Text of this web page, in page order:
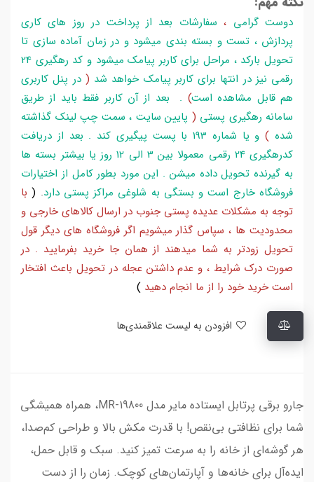
دوست گرامی ،سفارشات بعد از پرداخت در روز های کاری
پردازش ، تست و بسته بندی میشود و در زمان آماده سازی تا
تحویل بارکد ، مراحل برای کاربر پیامک میشود و کد رهگیری 24
رقمی نیز در انتها برای کاربر پیامک خواهد شد ( در پنل کاربری
هم قابل مشاهده است) . بعد از آن کاربر فقط باید از طریق
سامانه رهگیری پستی ( پایین سایت ، سمت چپ لینک گذاشته
شده )
و یا شماره 193 با پست پیگیری کند . بعد از دریافت
کدرهگیری 24 رقمی معمولا بین 3 الی 12 روز یا بیشتر بسته ها
به گیرنده تحویل داده میشن . این مورد بطور کامل از اختیارات
فروشگاه خارج است و بستگی به شلوغی مراکز پستی دارد.
(با
توجه به مشکلات عدیده پستی جنوب در ارسال کالاهای خارجی و
محدودیت ها ، سپاس گذار میشویم اگر فروشگاه های دیگر قول
تحویل زودتر به شما میدهند از همان جا خرید بفرمایید . در
صورت درک شرایط ، و عدم داشتن عجله در تحویل باعث افتخار
است خرید خود را از ما انجام دهید )
جارو برقی پرتابل ایستاده مایر مدل MR-19800، همراه همیشگی
شما برای نظافتی بی‌نقص! با قدرت مکش بالا و طراحی کم‌صدا،
هر گوشه‌ای از خانه را به سرعت تمیز کنید. سبک و قابل حمل،
ایده‌آل برای خانه‌ها و آپارتمان‌های کوچک. زمان را از دست